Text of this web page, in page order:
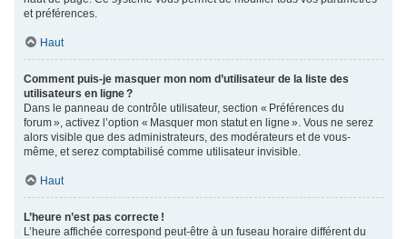
et préférences.
Haut
Comment puis-je masquer mon nom d’utilisateur de la liste des
utilisateurs en ligne ?
Dans le panneau de contrôle utilisateur, section « Préférences du
forum », activez l’option « Masquer mon statut en ligne ». Vous ne serez
alors visible que des administrateurs, des modérateurs et de vous-
même, et serez comptabilisé comme utilisateur invisible.
Haut
L’heure n’est pas correcte !
L’heure affichée correspond peut-être à un fuseau horaire différent du